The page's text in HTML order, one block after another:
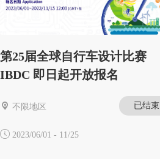
第25届全球自行车设计比赛
IBDC 即日起开放报名
不限地区 已结束
2023/06/01 - 11/25